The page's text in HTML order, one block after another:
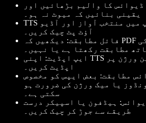
ڈیوائس کا والیم بڑھائیں اور
یقینی بنائیں کہ میوٹ نہ ہو۔
میں منتخب آواز اور آڈیو
آؤٹ پٹ چیک کریں۔
فائل مطابقت: دیکھیں کہ PDF فارمیٹ آپ کی TTS
مطابقت رکھتا ہے یا نہیں۔
ایپ اپڈیٹ: اپنی TTS ایپ کو جدید ترین ورژن پر
اپڈیٹ کریں۔
مطابقت: بعض ایپس کو مخصوص iOS،
یا میک ورژن کی ضرورت ہو
سکتی ہے۔
: ہیڈفون یا اسپیکر درست
طریقے سے جوڑ کر چیک کریں۔